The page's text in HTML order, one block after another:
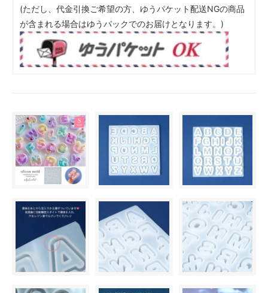
(ただし、代金引換ご希望の方、ゆうパケット配送NGの商品
が含まれる場合はゆうパックでのお届けとなります。)